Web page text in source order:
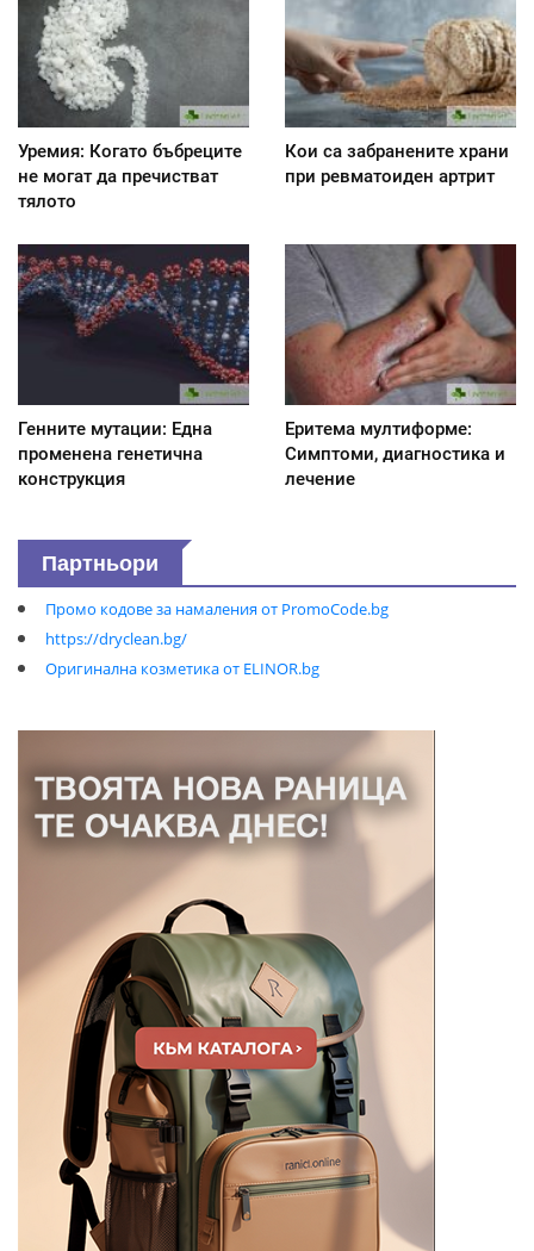
Уремия: Когато бъбреците
не могат да пречистват
тялото
Кои са забранените храни
при ревматоиден артрит
Генните мутации: Една
променена генетична
конструкция
Еритема мултиформе:
Симптоми, диагностика и
лечение
Партньори
Промо кодове за намаления от PromoCode.bg
https://dryclean.bg/
Оригинална козметика от ELINOR.bg